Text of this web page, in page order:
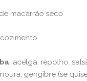
macarrão seco
: acelga, repolho,
gengibre (se